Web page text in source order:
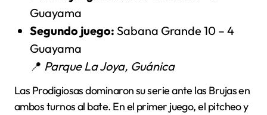
Guayama
Segundo juego: Sabana Grande 10 – 4
Guayama
📍 Parque La Joya, Guánica
Las Prodigiosas dominaron su serie ante las Brujas en
ambos turnos al bate. En el primer juego, el pitcheo y